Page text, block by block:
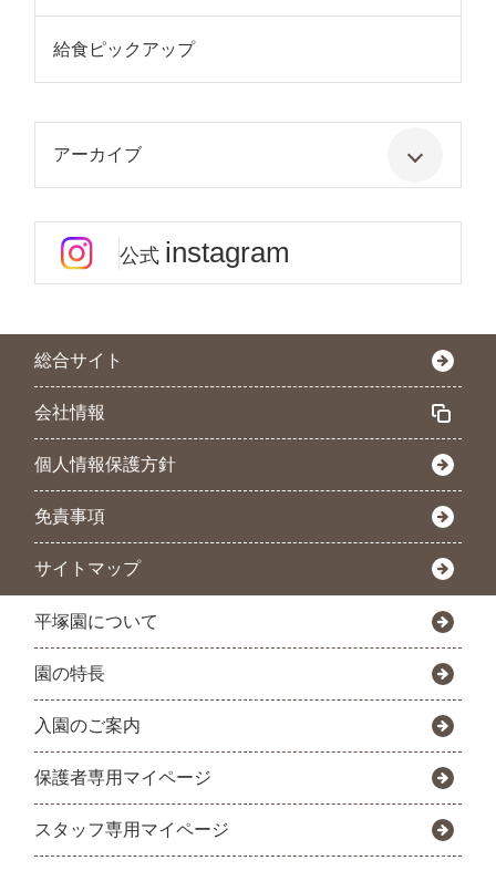
給食ピックアップ
アーカイブ
公式 instagram
総合サイト
会社情報
個人情報保護方針
免責事項
サイトマップ
平塚園について
園の特長
入園のご案内
保護者専用マイページ
スタッフ専用マイページ